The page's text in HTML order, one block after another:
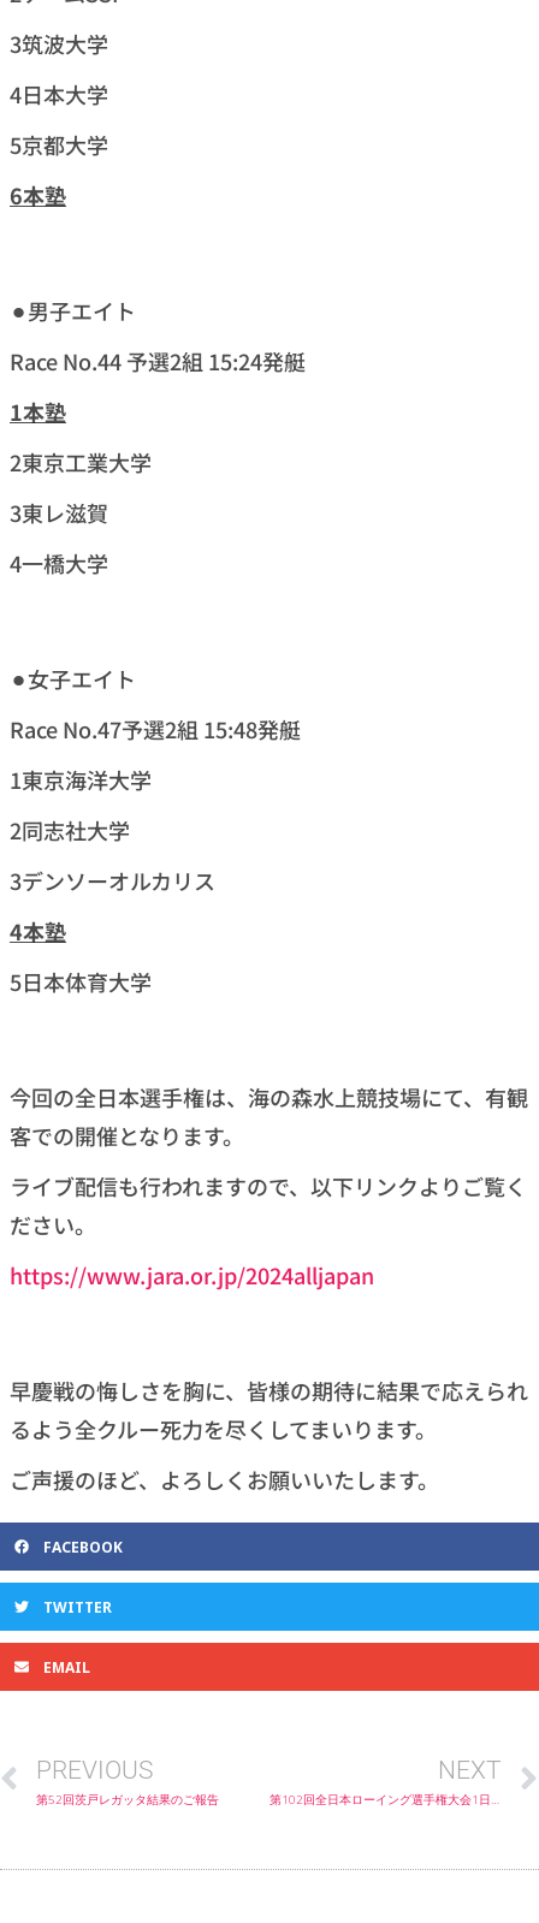
3筑波大学
4日本大学
5京都大学
6本塾
⚫︎男子エイト
Race No.44 予選2組 15:24発艇
1本塾
2東京工業大学
3東レ滋賀
4一橋大学
⚫︎女子エイト
Race No.47予選2組 15:48発艇
1東京海洋大学
2同志社大学
3デンソーオルカリス
4本塾
5日本体育大学
今回の全日本選手権は、海の森水上競技場にて、有観
客での開催となります。
ライブ配信も行われますので、以下リンクよりご覧く
ださい。
https://www.jara.or.jp/2024alljapan
早慶戦の悔しさを胸に、皆様の期待に結果で応えられ
るよう全クルー死力を尽くしてまいります。
ご声援のほど、よろしくお願いいたします。
FACEBOOK
TWITTER
EMAIL
PREVIOUS
第52回茨戸レガッタ結果のご報告
NEXT
第102回全日本ローイング選手権大会1日目（6/20）の結果及び2日目（6/21）の組み合わせのご案内